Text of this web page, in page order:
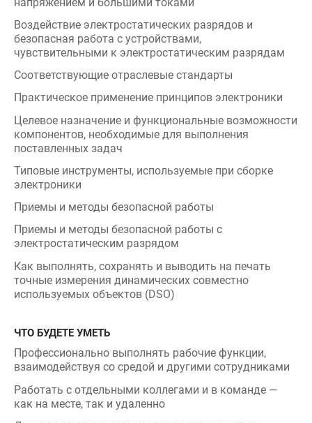
Практическое применение принципов электроники
Целевое назначение и функциональные возможности
компонентов, необходимые для выполнения
электроники
Приемы и методы безопасной работы
Приемы и методы безопасной работы с
электростатическим разрядом
Как выполнять, сохранять и выводить на печать
точные измерения динамических совместно
используемых объектов (DSO)
ЧТО БУДЕТЕ УМЕТЬ
Профессионально выполнять рабочие функции,
взаимодействуя со средой и другими сотрудниками
как на месте, так и удаленно
Делиться идеями с командами и заказчиками
на рабочем месте